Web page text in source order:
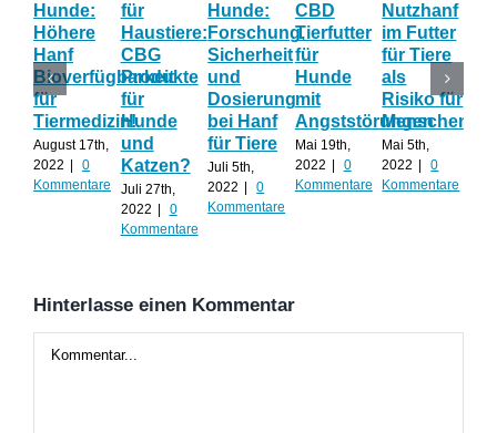
Hunde:
Höhere
Hanf
Bioverfügbarkeit
für
Tiermedizin!
August 17th,
2022
0
Kommentare
für
Haustiere:
CBG
Produkte
für
Hunde
und
Katzen?
Juli 27th,
2022
0
Kommentare
Hunde:
Forschung,
Sicherheit
und
Dosierung
bei Hanf
für Tiere
Juli 5th,
2022
0
Kommentare
CBD
Tierfutter
für
Hunde
mit
Angststörungen
Mai 19th,
2022
0
Kommentare
Nutzhanf
im Futter
für Tiere
als
Risiko für
Menschen?
Mai 5th,
2022
0
Kommentare
Hinterlasse einen Kommentar